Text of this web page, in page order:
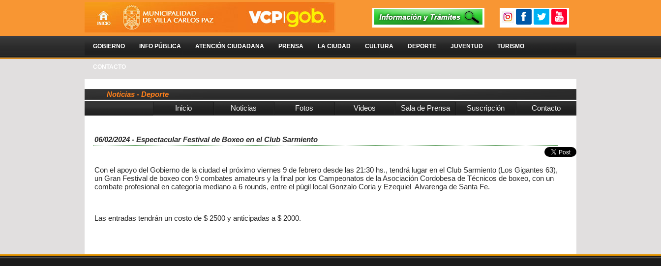
GOBIERNO INFO PÚBLICA ATENCIÓN CIUDADANA PRENSA LA CIUDAD CULTURA DEPORTE JUVENTUD TURISMO
CONTACTO
Noticias - Deporte
Inicio
Noticias Fotos Videos Sala de Prensa Suscripción Contacto
06/02/2024 - Espectacular Festival de Boxeo en el Club Sarmiento
Con el apoyo del Gobierno de la ciudad el próximo viernes 9 de febrero desde las 21:30 hs., tendrá lugar en el Club Sarmiento (Los Gigantes 63),
un Gran Festival de boxeo con 9 combates amateurs y la final por los Campeonatos de la Asociación Cordobesa de Técnicos de boxeo, con un
combate profesional en categoría mediano a 6 rounds, entre el púgil local Gonzalo Coria y Ezequiel Alvarenga de Santa Fe.
Las entradas tendrán un costo de $ 2500 y anticipadas a $ 2000.